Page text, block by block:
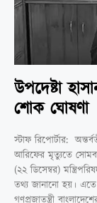
উপদেষ্টা
শোক ঘোষণা
স্টাফ রিপোর্টার:
আরিফের মৃত্যুতে
(২২ ডিসেম্বর)
তথ্য জানানো হয়। এতে
গণপ্রজাতন্ত্রী